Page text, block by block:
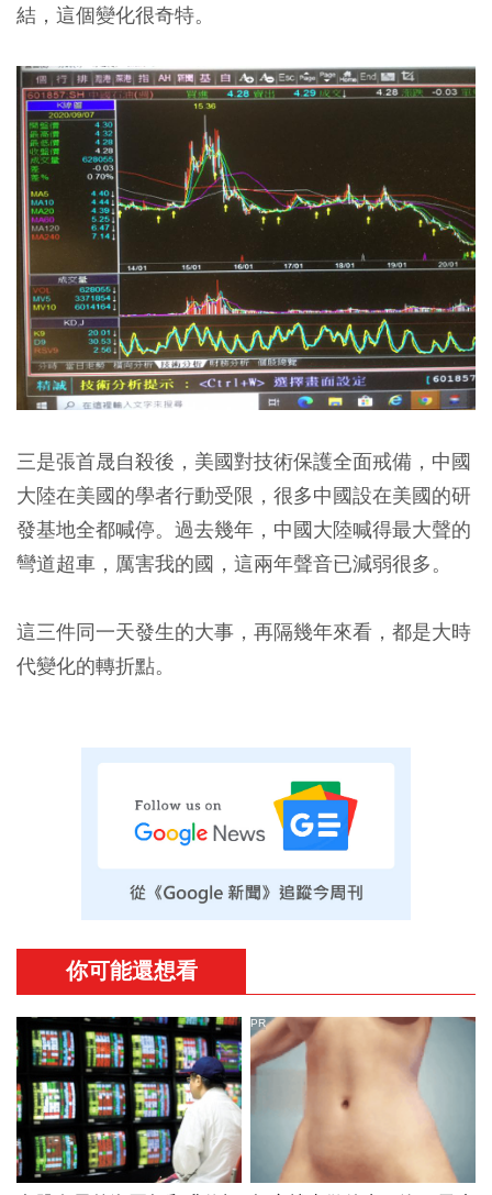
結，這個變化很奇特。
三是張首晟自殺後，美國對技術保護全面戒備，中國
大陸在美國的學者行動受限，很多中國設在美國的研
發基地全都喊停。過去幾年，中國大陸喊得最大聲的
彎道超車，厲害我的國，這兩年聲音已減弱很多。
這三件同一天發生的大事，再隔幾年來看，都是大時
代變化的轉折點。